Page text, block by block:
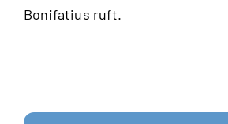
Bonifatius ruft.